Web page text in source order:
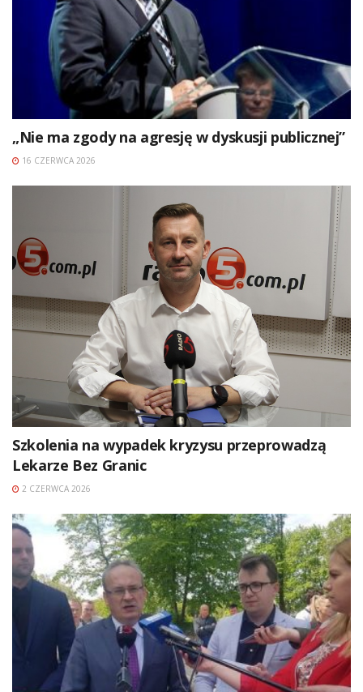
„Nie ma zgody na agresję w dyskusji publicznej”
16 CZERWCA 2026
Szkolenia na wypadek kryzysu przeprowadzą
Lekarze Bez Granic
2 CZERWCA 2026